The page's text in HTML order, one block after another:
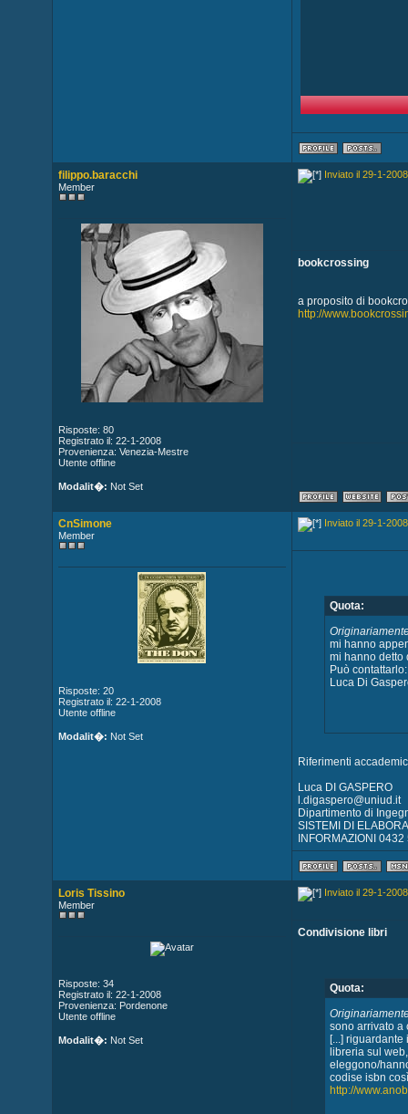
filippo.baracchi
Member
Risposte: 80
Registrato il: 22-1-2008
Provenienza: Venezia-Mestre
Utente offline
Modalit�: Not Set
Inviato il 29-1-
bookcrossing
a proposito di
http://
CnSimone
Member
Risposte: 20
Registrato il: 22-1-2008
Utente offline
Modalit�: Not Set
Inviato il 29-1-
Quota:
mi hanno
mi hanno detto
Può contattarlo:
Luca Di
Riferimenti
Luca DI GASPERO
l.digaspero@uniud.it
Dipartimento di
SISTEMI DI
INFORMAZIONI
Loris Tissino
Member
Risposte: 34
Registrato il: 22-1-2008
Provenienza: Pordenone
Utente offline
Modalit�: Not Set
Inviato il 29-1-
Condivisione libri
Quota:
sono arrivato a
[...]
libreria sul
eleggono/
codise isbn
http://